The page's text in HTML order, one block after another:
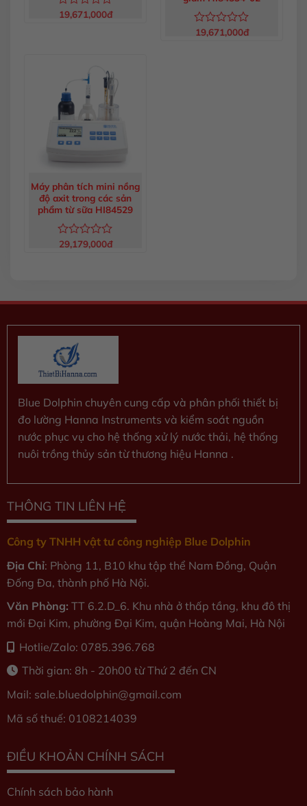
Được
19,671,000đ
Được
19,671,000đ
Máy phân tích mini nồng
độ axit trong các sản
phẩm từ sữa HI84529
Được
sao
29,179,000đ
Blue Dolphin chuyên cung cấp và phân phối thiết bị
đo lường Hanna Instruments và kiểm soát nguồn
nước phục vụ cho hệ thống xử lý nước thải, hệ thống
nuôi trồng thủy sản từ thương hiệu Hanna .
THÔNG TIN LIÊN HỆ
Công ty TNHH vật tư công nghiệp Blue Dolphin
Địa Chỉ: Phòng 11, B10 khu tập thể Nam Đồng, Quận
Đống Đa, thành phố Hà Nội.
Văn Phòng: TT 6.2.D_6. Khu nhà ở thấp tầng, khu đô thị
mới Đại Kim, phường Đại Kim, quận Hoàng Mai, Hà Nội
Hotlie/Zalo: 0785.396.768
Thời gian: 8h - 20h00 từ Thứ 2 đến CN
Mail: sale.bluedolphin@gmail.com
Mã số thuế: 0108214039
ĐIỀU KHOẢN CHÍNH SÁCH
Chính sách bảo hành